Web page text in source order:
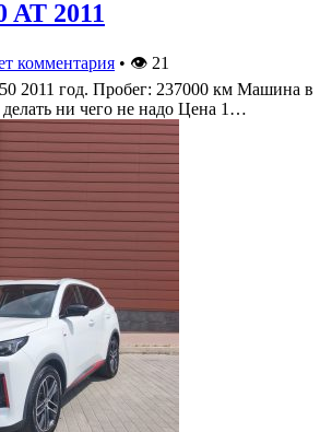
AT 2011
комментария • 👁 21
2011 год. Пробег: 237000 км Машина в
ни чего не надо Цена 1…